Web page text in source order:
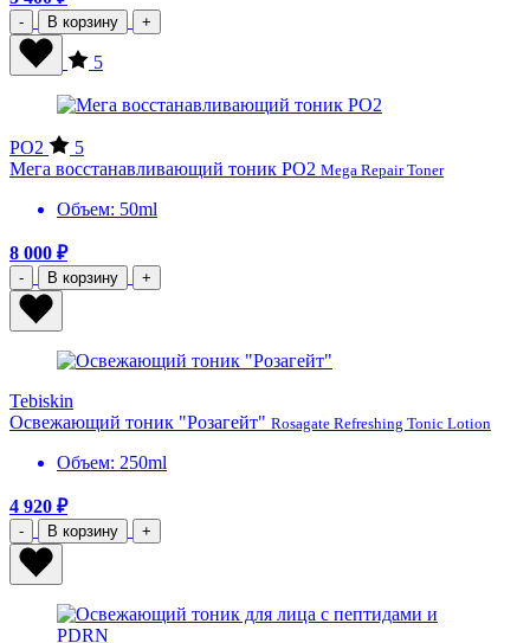
- В корзину +
5
PO2
5
Мега восстанавливающий тоник PO2 Mega Repair Toner
Объем: 50ml
8 000 ₽
- В корзину +
Tebiskin
Освежающий тоник "Розагейт" Rosagate Refreshing Tonic Lotion
Объем: 250ml
4 920 ₽
- В корзину +